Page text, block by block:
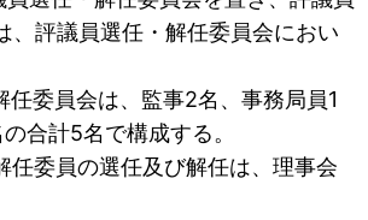
、評議員選任・解任委員会におい
任委員会は、監事2名、事務局員1
合計5名で構成する。
任委員の選任及び解任は、理事会